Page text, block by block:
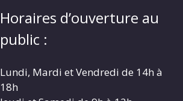
Horaires d’ouverture au
public :
Lundi, Mardi et Vendredi de 14h à
18h